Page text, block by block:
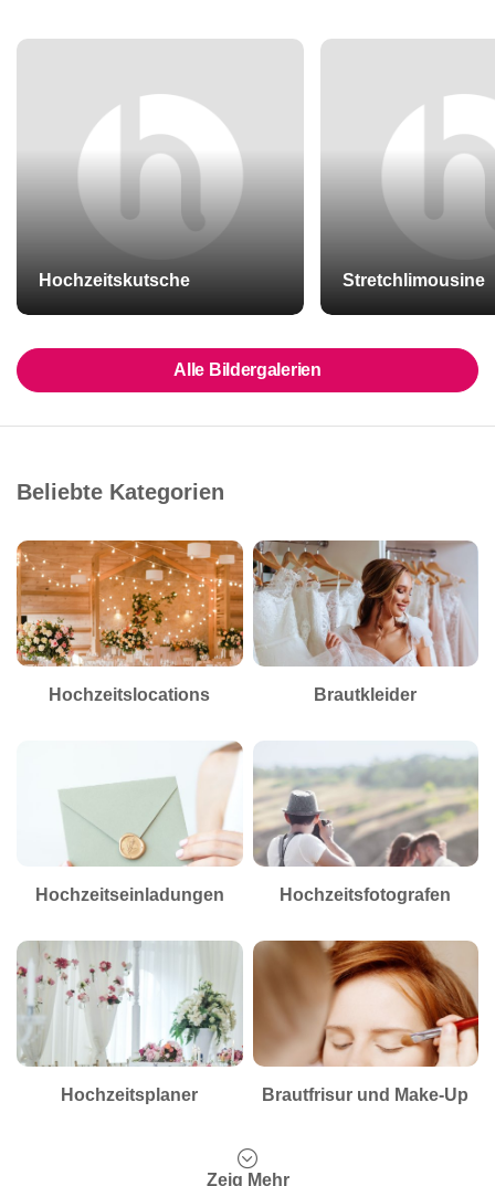
Hochzeitskutsche Stretchlimousine
Alle Bildergalerien
Beliebte Kategorien
Hochzeitslocations Brautkleider
Hochzeitseinladungen Hochzeitsfotografen
Hochzeitsplaner Brautfrisur und Make-Up
Zeig Mehr